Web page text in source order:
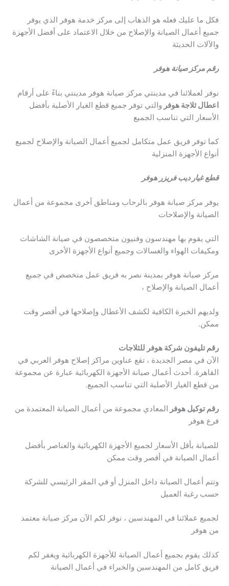
فكل ما عليك فعله هو الذهاب إلى مركز خدمة هوفر الذي يوفر
جميع أعمال الصيانة والإصلاح من خلال الاعتماد على أفضل الأجهزة
والآلات الحديثة
رقم مركز صيانة هوفر
نوفر لعملائنا في مدينتي مركز صيانة هوفر مدينتي بناءً على أرقام
اعطال ثلاجة هوفر والتي توفر جميع قطع الغيار الأصلية بأفضل
الأسعار التي تناسب الجميع
كما توفر فريق عمل متكامل لجميع أعمال الصيانة والإصلاح لجميع
أنواع الأجهزة المنزلية
قطع غيار ديب فريزر هوفر
يوفر مركز صيانة هوفر بالرحاب ومناطق أخرى مجموعة من أعمال
الصيانة والإصلاحات
التي يقوم بها مهندسون وفنيون متخصصون في صيانة الشاشات
ومكيفات الهواء والغسالات وجميع أنواع الأجهزة الأخرى
مركز صيانة هوفر بمدينة نصر به فريق عمل متخصص في جميع
أعمال الصيانة والإصلاح ،
ولديهم الخبرة الكافية لكشف الأعطال وإصلاحها في أقصر وقت
ممكن.
رقم تليفون شركة هوفر للثلاجات
الآن في مصر الجديدة ، تقع عناوين مراكز إصلاح هوفر العربي في
القاهرة. أحدث أعمال صيانة الأجهزة الكهربائية عبارة عن مجموعة
من قطع الغيار الأصلية التي تناسب الجميع.
رقم توكيل هوفر
المعادي مجموعة من أعمال الصيانة المعتمدة من
فرع هوفر
للصيانة بأقل الأسعار لجميع الأجهزة الكهربائية والعناصر بأفضل
أعمال الصيانة في أقصر وقت ممكن
وتتم أعمال الصيانة داخل المنزل أو في المقر الرئيسي للشركة
حسب رغبة العميل
لجميع عملائنا في المهندسين ، نوفر لكم الآن مركز صيانة معتمد
من هوفر
كذلك يقوم بجميع أعمال الصيانة للأجهزة الكهربائية ويغفر لكم
فريق كامل من المهندسين والخبراء في أعمال الصيانة